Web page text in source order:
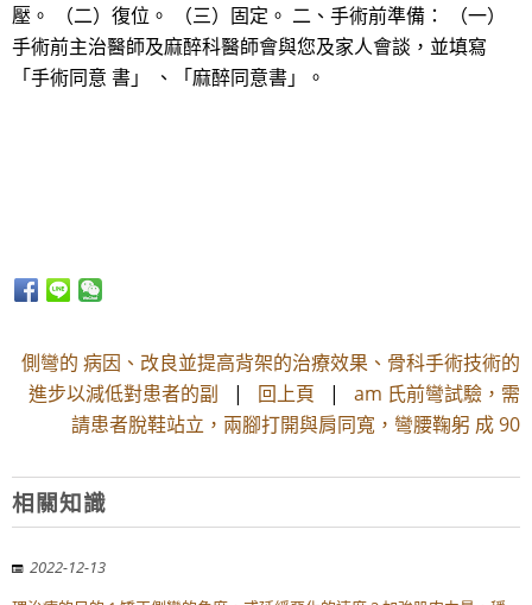
壓。 （二）復位。 （三）固定。 二、手術前準備： （一）
手術前主治醫師及麻醉科醫師會與您及家人會談，並填寫
「手術同意 書」 、「麻醉同意書」。
側彎的 病因、改良並提高背架的治療效果、骨科手術技術的
進步以減低對患者的副 | 回上頁 | am 氏前彎試驗，需
請患者脫鞋站立，兩腳打開與肩同寬，彎腰鞠躬 成 90
相關知識
2022-12-13